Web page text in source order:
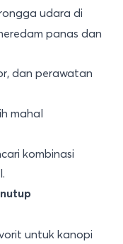
udara di
panas dan
dan perawatan
mahal
kombinasi
untuk kanopi